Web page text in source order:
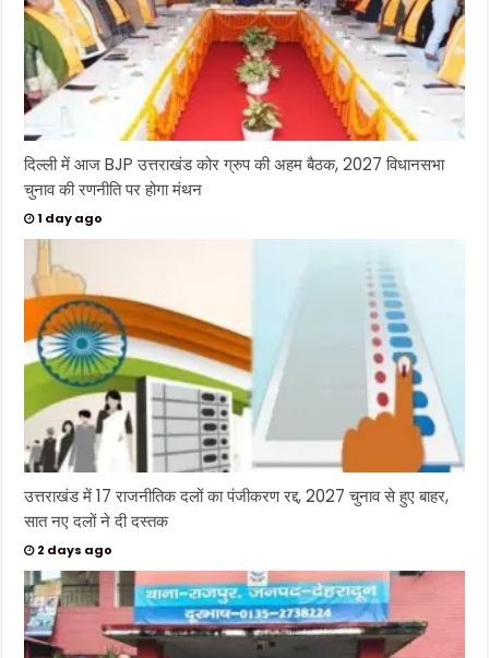
दिल्ली में आज BJP उत्तराखंड कोर ग्रुप की अहम बैठक, 2027 विधानसभा
चुनाव की रणनीति पर होगा मंथन
1 day ago
उत्तराखंड में 17 राजनीतिक दलों का पंजीकरण रद्द, 2027 चुनाव से हुए बाहर,
सात नए दलों ने दी दस्तक
2 days ago